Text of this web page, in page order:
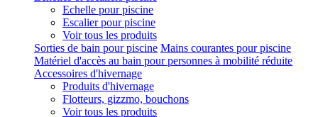
Echelle pour piscine
Escalier pour piscine
Voir tous les produits
Sorties de bain pour piscine Mains courantes pour piscine
Matériel d'accès au bain pour personnes à mobilité réduite
Accessoires d'hivernage
Produits d'hivernage
Flotteurs, gizzmo, bouchons
Voir tous les produits